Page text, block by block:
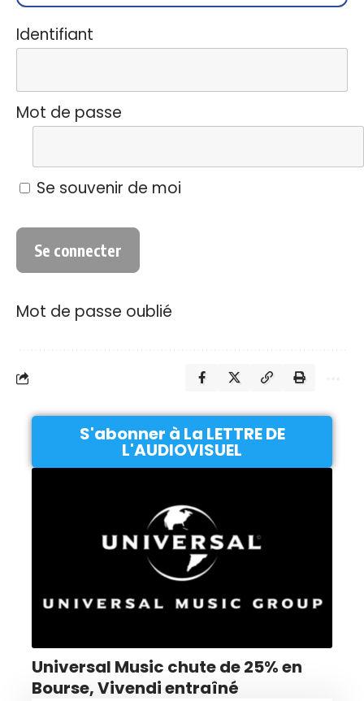
Identifiant
Mot de passe
Se souvenir de moi
Mot de passe oublié
S'abonner à La LETTRE DE
L'AUDIOVISUEL
Universal Music chute de 25% en
Bourse, Vivendi entraîné